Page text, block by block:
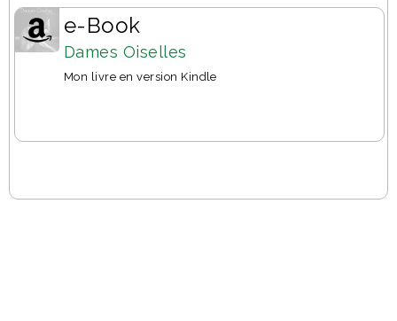
e-Book
Dames Oiselles
Mon livre en version Kindle